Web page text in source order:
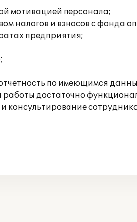
мотивацией персонала;
налогов и взносов с фонда
предприятия;
по имеющимся
достаточно
консультирование